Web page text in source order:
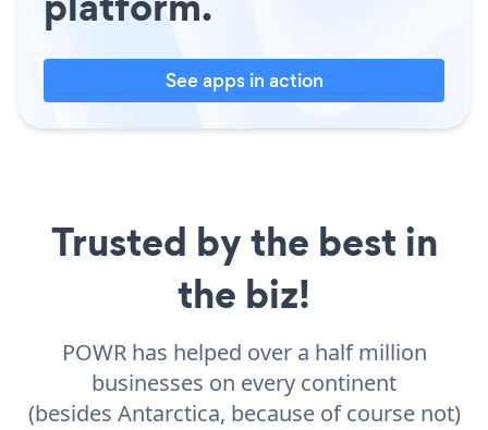
See apps in action
Trusted by the best in
the biz!
POWR has helped over a half million
businesses on every continent
(besides Antarctica, because of course not)